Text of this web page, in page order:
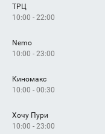
Как добраться
ТРЦ
10:00 - 22:00
Nemo
10:00 - 23:00
Киномакс
10:00 - 00:30
Хочу Пури
10:00 - 23:00